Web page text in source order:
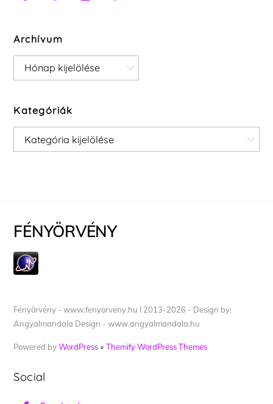
Archívum
Archívum
Kategóriák
Kategóriák
FÉNYÖRVÉNY
Fényörvény - www.fenyorveny.hu I 2013-2026 - Design by:
Angyalmandala Design - www.angyalmandala.hu
Powered byWordPress •Themify WordPress Themes
Social